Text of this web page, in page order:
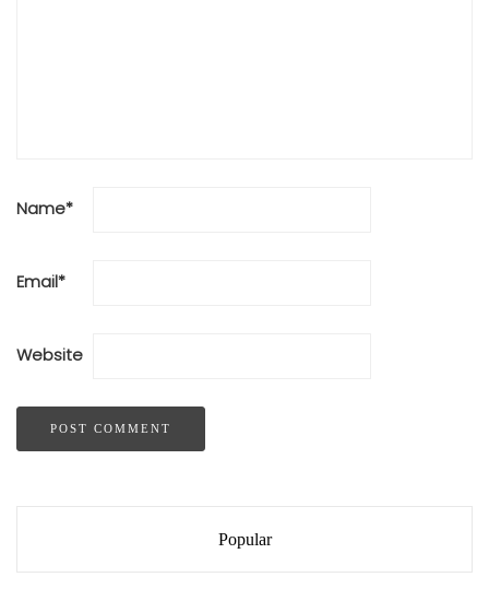
Name*
Email*
Website
Popular